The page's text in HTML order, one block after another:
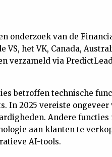
onderzoek van de
het VK, Canada,
verzameld via
betroffen technische
In 2025 vereiste
Andere
aan klanten te
AI-tools.